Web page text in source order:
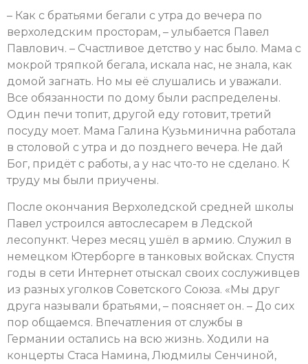
– Как с братьями бегали с утра до вечера по
верхоледским просторам, – улыбается Павел
Павлович. – Счастливое детство у нас было. Мама с
мокрой тряпкой бегала, искала нас, не знала, как
домой загнать. Но мы её слушались и уважали.
Все обязанности по дому были распределены.
Один печи топит, другой еду готовит, третий
посуду моет. Мама Галина Кузьминична работала
в столовой с утра и до позднего вечера. Не дай
Бог, придёт с работы, а у нас что-то не сделано. К
труду мы были приучены.
После окончания Верхоледской средней школы
Павел устроился автослесарем в Ледской
лесопункт. Через месяц ушёл в армию. Служил в
немецком Ютерборге в танковых войсках. Спустя
годы в сети Интернет отыскал своих сослуживцев
из разных уголков Советского Союза. «Мы друг
друга называли братьями, – поясняет он. – До сих
пор общаемся. Впечатления от службы в
Германии остались на всю жизнь. Ходили на
концерты Стаса Намина, Людмилы Сенчиной,